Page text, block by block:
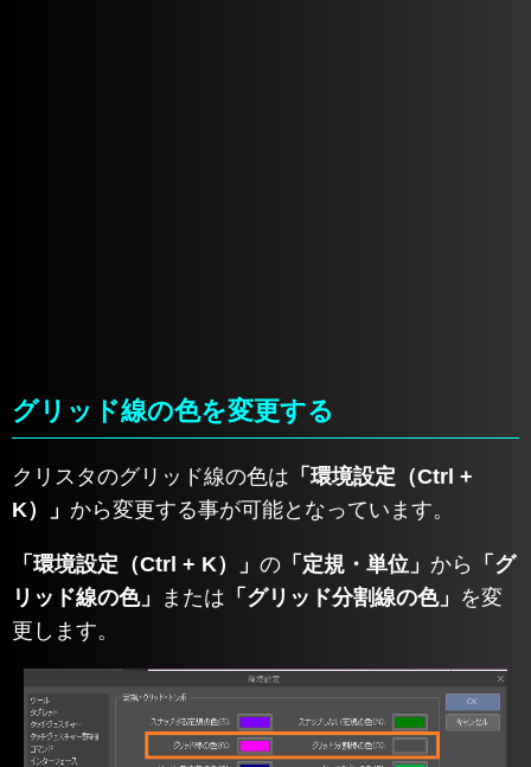
グリッド線の色を変更する
クリスタのグリッド線の色は 「環境設定（Ctrl +
K）」 から変更する事が可能となっています。
「環境設定（Ctrl + K）」 の 「定規・単位」 から
「グ
リッド線の色」
または 「グリッド分割線の色」 を変
更します。